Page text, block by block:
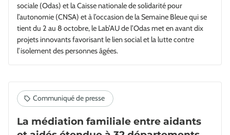
sociale (Odas) et la Caisse nationale de solidarité pour
l’autonomie (CNSA) et à l’occasion de la Semaine Bleue qui se
tient du 2 au 8 octobre, le Lab’AU de l’Odas met en avant dix
projets innovants favorisant le lien social et la lutte contre
l’isolement des personnes âgées.
La médiation familiale entre aidants